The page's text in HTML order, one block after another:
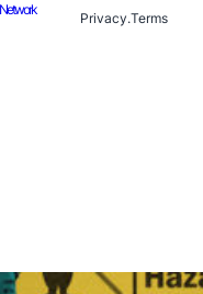
Network
Privacy.Terms